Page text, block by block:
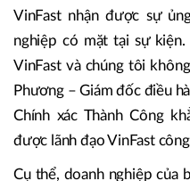
VinFast nhận được sự
nghiệp có mặt tại sự
VinFast và chúng tôi
Phương – Giám đốc điều
Chính xác Thành Công
được lãnh đạo VinFast
Cụ thể, doanh nghiệp của